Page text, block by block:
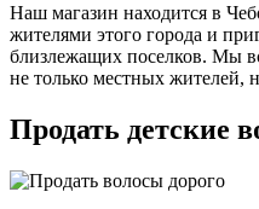
Наш магазин находится в
жителями этого города и
близлежащих поселков. Мы
не только местных жителей,
Продать детские